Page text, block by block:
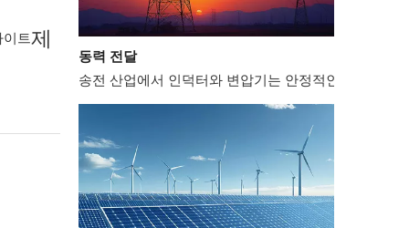
트제
동력 전달
송전 산업에서 인덕터와 변압기는 안정적인 전력망